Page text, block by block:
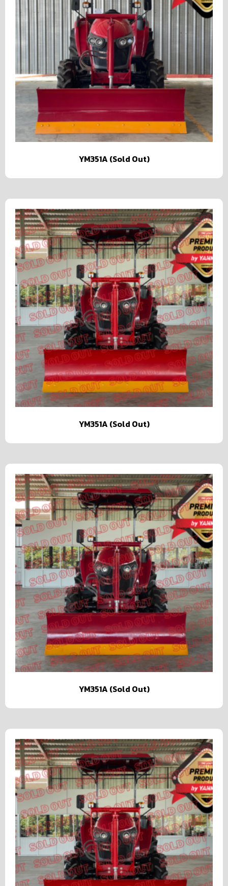
YM351A (Sold Out)
YM351A (Sold Out)
YM351A (Sold Out)